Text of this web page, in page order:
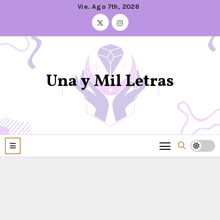
Vie. Ago 7th, 2026
Una y Mil Letras